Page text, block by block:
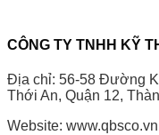
CÔNG TY TNHH KỸ
Địa chỉ: 56-58 Đường
Thới An, Quận 12,
Website: